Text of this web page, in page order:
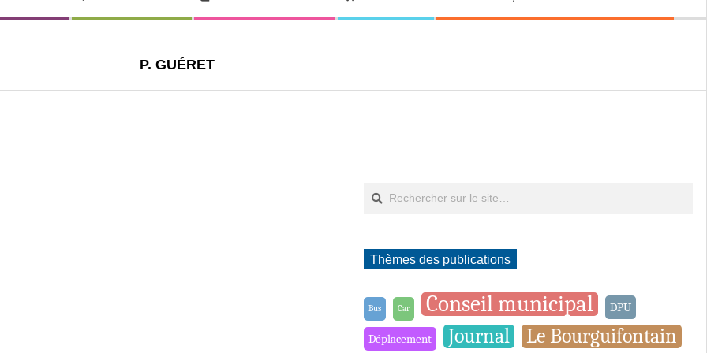
P. GUÉRET
Thèmes des publications
Bus Car Conseil municipal DPU
Déplacement Journal Le Bourguifontain